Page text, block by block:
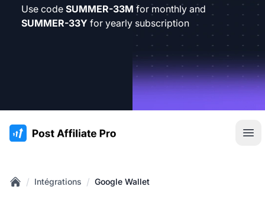
Use code SUMMER-33M for monthly and
SUMMER-33Y for yearly subscription
:site.title
/ Intégrations / Google Wallet